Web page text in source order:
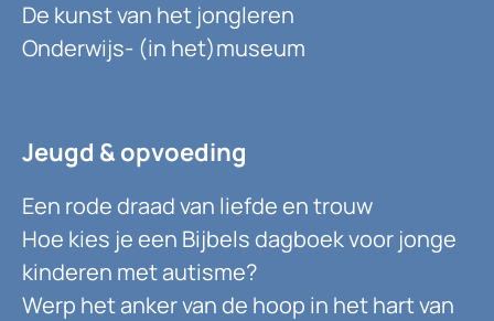
De kunst van het jongleren
Onderwijs- (in het)museum
Jeugd & opvoeding
Een rode draad van liefde en trouw
Hoe kies je een Bijbels dagboek voor jonge
kinderen met autisme?
Werp het anker van de hoop in het hart van